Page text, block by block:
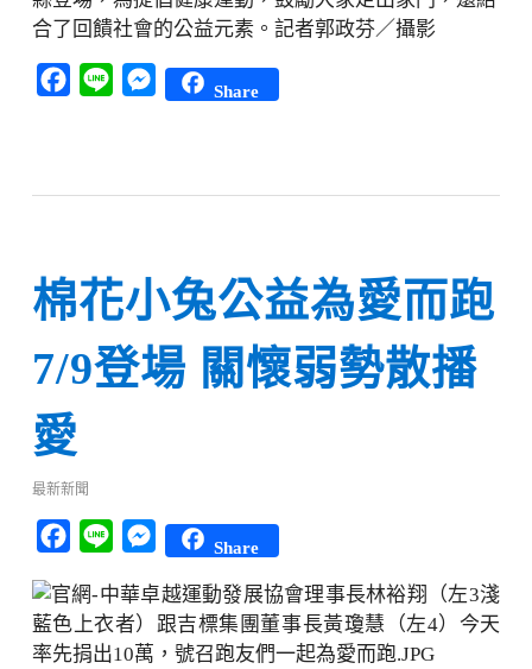
合了回饋社會的公益元素。記者郭政芬／攝影
Facebook
Line Messenger
Share
棉花小兔公益為愛而跑
7/9登場 關懷弱勢散播
愛
最新新聞
Facebook
Line Messenger
Share